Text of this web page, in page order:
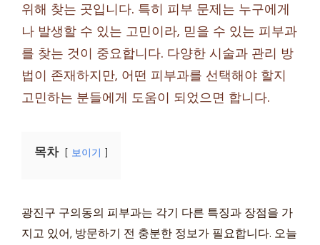
위해 찾는 곳입니다. 특히 피부 문제는 누구에게
나 발생할 수 있는 고민이라, 믿을 수 있는 피부과
를 찾는 것이 중요합니다. 다양한 시술과 관리 방
법이 존재하지만, 어떤 피부과를 선택해야 할지
고민하는 분들에게 도움이 되었으면 합니다.
목차 보이기
광진구 구의동의 피부과는 각기 다른 특징과 장점을 가
지고 있어, 방문하기 전 충분한 정보가 필요합니다. 오늘